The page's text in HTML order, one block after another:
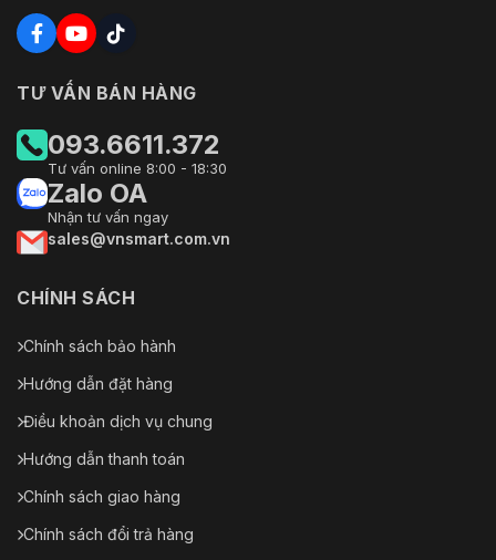
TƯ VẤN BÁN HÀNG
093.6611.372
Tư vấn online 8:00 - 18:30
Zalo OA
Nhận tư vấn ngay
sales@vnsmart.com.vn
CHÍNH SÁCH
Chính sách bảo hành
Hướng dẫn đặt hàng
Điều khoản dịch vụ chung
Hướng dẫn thanh toán
Chính sách giao hàng
Chính sách đổi trả hàng